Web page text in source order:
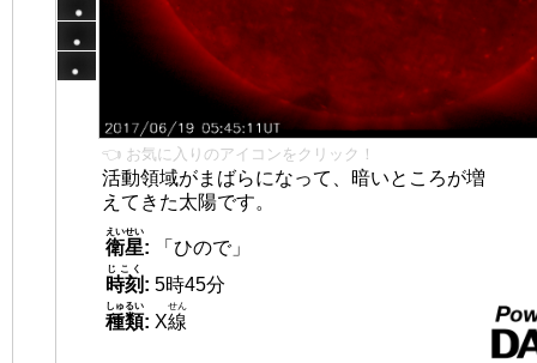
👈 お気に入りのアイコンをクリック！
活動領域がまばらになって、暗いところが増
えてきた太陽です。
衛星
えいせい
:
「ひので」
時刻
じこく
: 5時45分
種類
しゅるい
: X線
せん